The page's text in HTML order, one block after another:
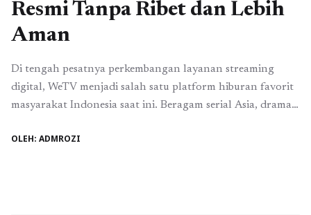
Resmi Tanpa Ribet dan Lebih
Aman
Di tengah pesatnya perkembangan layanan streaming
digital, WeTV menjadi salah satu platform hiburan favorit
masyarakat Indonesia saat ini. Beragam serial Asia, drama
terus diminati. Namun, banyak tayangan unggulan hanya
OLEH: ADMROZI